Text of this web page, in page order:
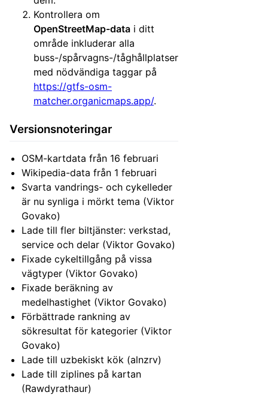
Kontrollera om
OpenStreetMap-data i ditt
område inkluderar alla
buss-/spårvagns-/tåghållplatser
med nödvändiga taggar på
https://gtfs-osm-
matcher.organicmaps.app/.
Versionsnoteringar
OSM-kartdata från 16 februari
Wikipedia-data från 1 februari
Svarta vandrings- och cykelleder
är nu synliga i mörkt tema (Viktor
Govako)
Lade till fler biltjänster: verkstad,
service och delar (Viktor Govako)
Fixade cykeltillgång på vissa
vägtyper (Viktor Govako)
Fixade beräkning av
medelhastighet (Viktor Govako)
Förbättrade rankning av
sökresultat för kategorier (Viktor
Govako)
Lade till uzbekiskt kök (alnzrv)
Lade till ziplines på kartan
(Rawdyrathaur)